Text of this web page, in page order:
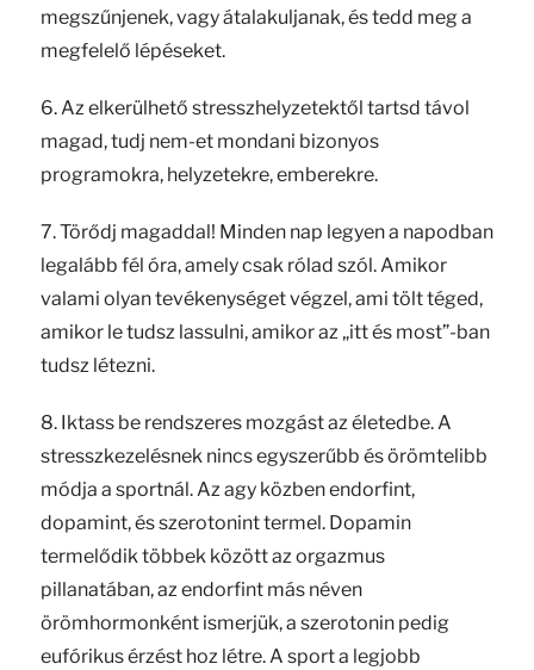
megszűnjenek, vagy átalakuljanak, és tedd meg a
megfelelő lépéseket.
6. Az elkerülhető stresszhelyzetektől tartsd távol
magad, tudj nem-et mondani bizonyos
programokra, helyzetekre, emberekre.
7. Törődj magaddal! Minden nap legyen a napodban
legalább fél óra, amely csak rólad szól. Amikor
valami olyan tevékenységet végzel, ami tölt téged,
amikor le tudsz lassulni, amikor az „itt és most”-ban
tudsz létezni.
8. Iktass be rendszeres mozgást az életedbe. A
stresszkezelésnek nincs egyszerűbb és örömtelibb
módja a sportnál. Az agy közben endorfint,
dopamint, és szerotonint termel. Dopamin
termelődik többek között az orgazmus
pillanatában, az endorfint más néven
örömhormonként ismerjük, a szerotonin pedig
eufórikus érzést hoz létre. A sport a legjobb